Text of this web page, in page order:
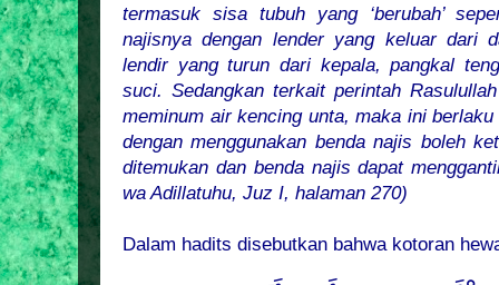
termasuk sisa tubuh yang ‘berubah’
najisnya dengan lender yang keluar dari
lendir yang turun dari kepala, pangkal
suci. Sedangkan terkait perintah
meminum air kencing unta, maka ini
dengan menggunakan benda najis boleh
ditemukan dan benda najis dapat
wa Adillatuhu, Juz I, halaman 270)
Dalam hadits disebutkan bahwa kotoran